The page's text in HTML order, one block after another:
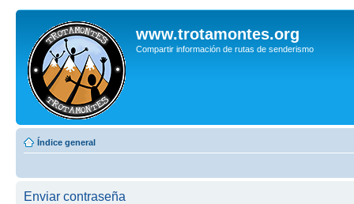
www.trotamontes.org
Compartir información de rutas de senderismo
Índice general
Enviar contraseña